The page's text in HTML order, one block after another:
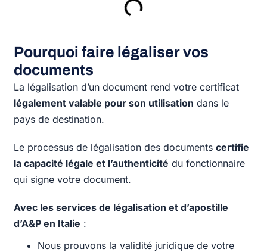
Pourquoi faire légaliser vos
documents
La légalisation d’un document rend votre certificat
légalement valable pour son utilisation dans le
pays de destination.
Le processus de légalisation des documentscertifie
la capacité légale et l’authenticité du fonctionnaire
qui signe votre document.
Avec les services de légalisation et d’apostille
d’A&P en Italie :
Nous prouvons la validité juridique de votre